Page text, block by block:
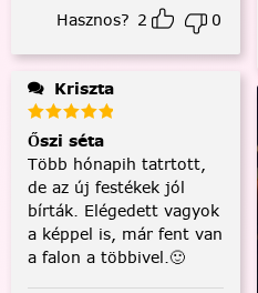
Hasznos? 2 0
Kriszta
Őszi séta
Több hónapih tatrtott,
de az új festékek jól
bírták. Elégedett vagyok
a képpel is, már fent van
a falon a többivel.🙂